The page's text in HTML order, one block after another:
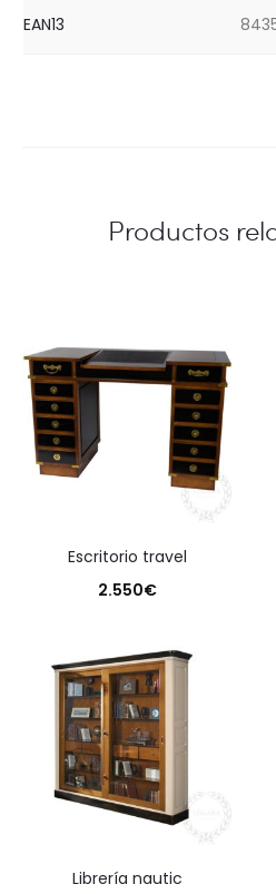
EAN13
Productos
escritorio travel
2.550€
librería nautic